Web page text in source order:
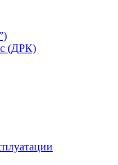
(ДРК)